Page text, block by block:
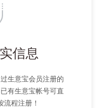
信息
生意宝会员注册的
有生意宝帐号可直
流程注册！